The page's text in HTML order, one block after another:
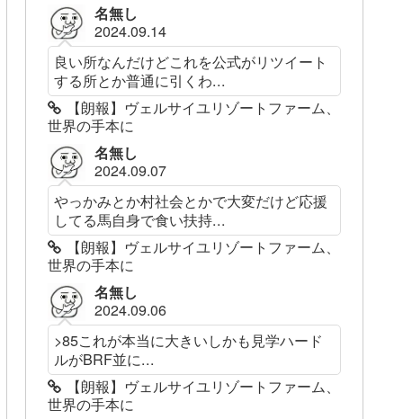
名無し
2024.09.14
良い所なんだけどこれを公式がリツイート
する所とか普通に引くわ...
【朗報】ヴェルサイユリゾートファーム、
世界の手本に
名無し
2024.09.07
やっかみとか村社会とかで大変だけど応援
してる馬自身で食い扶持...
【朗報】ヴェルサイユリゾートファーム、
世界の手本に
名無し
2024.09.06
>85これが本当に大きいしかも見学ハード
ルがBRF並に...
【朗報】ヴェルサイユリゾートファーム、
世界の手本に